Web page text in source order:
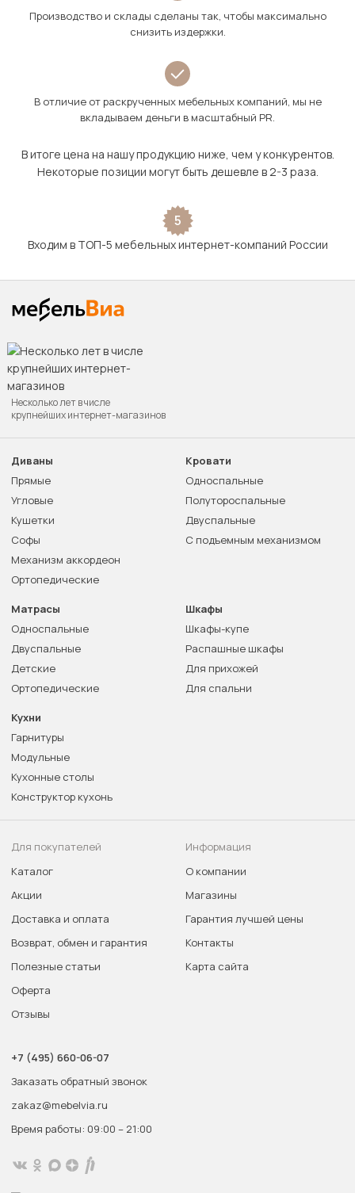
Производство и склады сделаны так, чтобы максимально
снизить издержки.
В отличие от раскрученных мебельных компаний, мы не
вкладываем деньги в масштабный PR.
В итоге цена на нашу продукцию ниже, чем у конкурентов.
Некоторые позиции могут быть дешевле в 2-3 раза.
5
Входим в ТОП-5 мебельных интернет-компаний России
Несколько лет в числе
крупнейших интернет-магазинов
Диваны
Прямые
Угловые
Кушетки
Софы
Механизм аккордеон
Ортопедические
Кровати
Односпальные
Полутороспальные
Двуспальные
С подъемным механизмом
Матрасы
Односпальные
Двуспальные
Детские
Ортопедические
Шкафы
Шкафы-купе
Распашные шкафы
Для прихожей
Для спальни
Кухни
Гарнитуры
Модульные
Кухонные столы
Конструктор кухонь
Для покупателей
Каталог
Акции
Доставка и оплата
Возврат, обмен и гарантия
Полезные статьи
Оферта
Отзывы
Информация
О компании
Магазины
Гарантия лучшей цены
Контакты
Карта сайта
+7 (495) 660-06-07
Заказать обратный звонок
zakaz@mebelvia.ru
Время работы: 09:00 – 21:00